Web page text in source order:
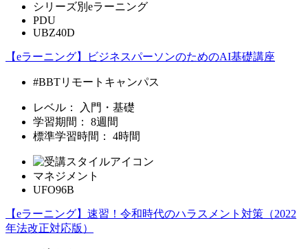
シリーズ別eラーニング
PDU
UBZ40D
【eラーニング】ビジネスパーソンのためのAI基礎講座
#BBTリモートキャンパス
レベル：
入門・基礎
学習期間：
8週間
標準学習時間：
4時間
マネジメント
UFO96B
【eラーニング】速習！令和時代のハラスメント対策（2022
年法改正対応版）